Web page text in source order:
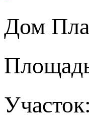
Дом
Участок: